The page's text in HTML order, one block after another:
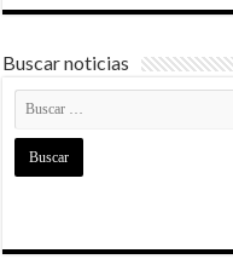
Buscar noticias